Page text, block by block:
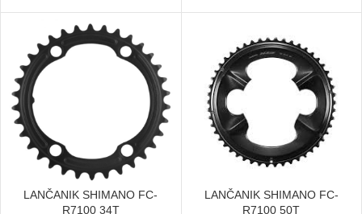
LANČANIK SHIMANO FC-
R7100 34T
LANČANIK SHIMANO FC-
R7100 50T